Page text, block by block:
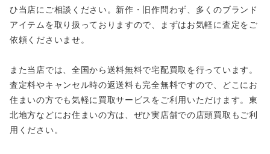
ひ当店にご相談ください。新作・旧作問わず、多くのブランド
アイテムを取り扱っておりますので、まずはお気軽に査定をご
依頼くださいませ。
また当店では、全国から送料無料で宅配買取を行っています。
査定料やキャンセル時の返送料も完全無料ですので、どこにお
住まいの方でも気軽に買取サービスをご利用いただけます。東
北地方などにお住まいの方は、ぜひ実店舗での店頭買取もご利
用ください。